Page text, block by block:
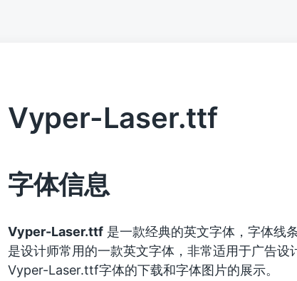
Vyper-Laser.ttf
字体信息
Vyper-Laser.ttf是一款经典的英文字体，字体线
是设计师常用的一款英文字体，非常适用于广告设
Vyper-Laser.ttf字体的下载和字体图片的展示。